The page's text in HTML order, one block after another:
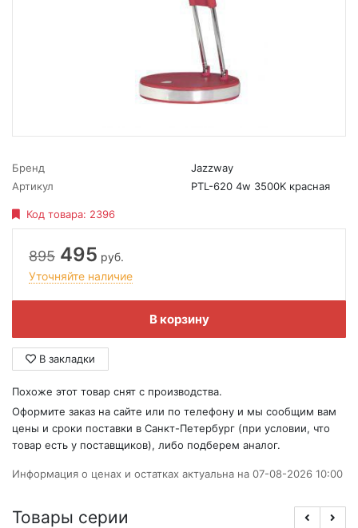
Бренд
Jazzway
Артикул
PTL-620 4w 3500K красная
Код товара: 2396
895 495 руб.
Уточняйте наличие
В корзину
В закладки
Похоже этот товар снят с производства.
Оформите заказ на сайте или по телефону и мы сообщим вам
цены и сроки поставки в Санкт-Петербург (при условии, что
товар есть у поставщиков), либо подберем аналог.
Информация о ценах и остатках актуальна на 07-08-2026 10:00
Товары серии